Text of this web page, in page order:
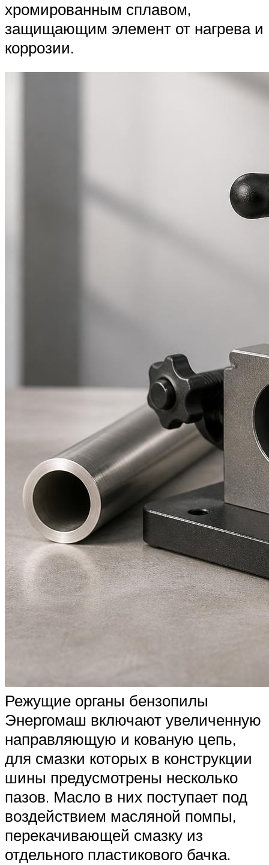
хромированным сплавом,
защищающим элемент от нагрева и
коррозии.
Режущие органы бензопилы
Энергомаш включают увеличенную
направляющую и кованую цепь,
для смазки которых в конструкции
шины предусмотрены несколько
пазов. Масло в них поступает под
воздействием масляной помпы,
перекачивающей смазку из
отдельного пластикового бачка.